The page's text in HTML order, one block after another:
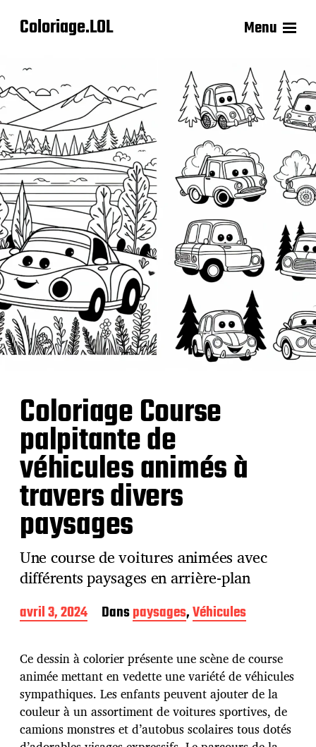
Coloriage.LOL Menu
Coloriage Course
palpitante de
véhicules animés à
travers divers
paysages
Une course de voitures animées avec
différents paysages en arrière-plan
D
a
e
d
e
p
u
b
l
avril 3, 2024 Danspaysages,Véhicules
Ce dessin à colorier présente une scène de course
animée mettant en vedette une variété de véhicules
sympathiques. Les enfants peuvent ajouter de la
couleur à un assortiment de voitures sportives, de
camions monstres et d’autobus scolaires tous dotés